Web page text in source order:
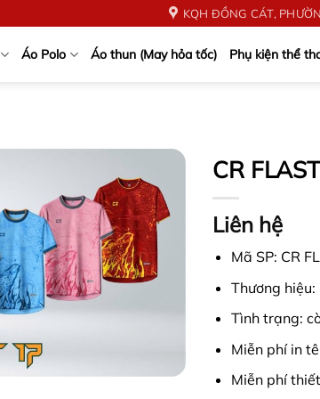
KQH ĐỒNG CÁT,
Áo Polo Áo thun (May hỏa tốc) Phụ kiện thể
CR
Liên hệ
Mã SP: CR
Thương hiệu:
Tình trạng:
Miễn phí in
Miễn phí